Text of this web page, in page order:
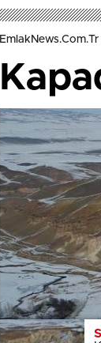
EmlakNews.com.tr